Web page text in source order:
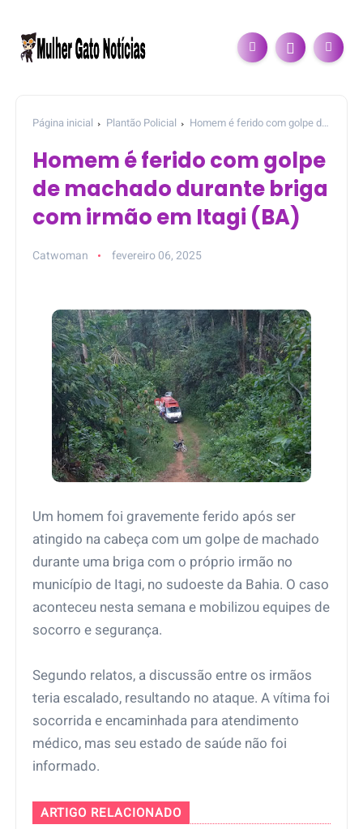
Página inicial Plantão Policial
Homem é ferido com golpe de
Homem é ferido com golpe
de machado durante briga
com irmão em Itagi (BA)
Catwoman fevereiro 06, 2025
Um homem foi gravemente ferido após ser
atingido na cabeça com um golpe de machado
durante uma briga com o próprio irmão no
município de Itagi, no sudoeste da Bahia. O caso
aconteceu nesta semana e mobilizou equipes de
socorro e segurança.
Segundo relatos, a discussão entre os irmãos
teria escalado, resultando no ataque. A vítima foi
socorrida e encaminhada para atendimento
médico, mas seu estado de saúde não foi
informado.
ARTIGO RELACIONADO